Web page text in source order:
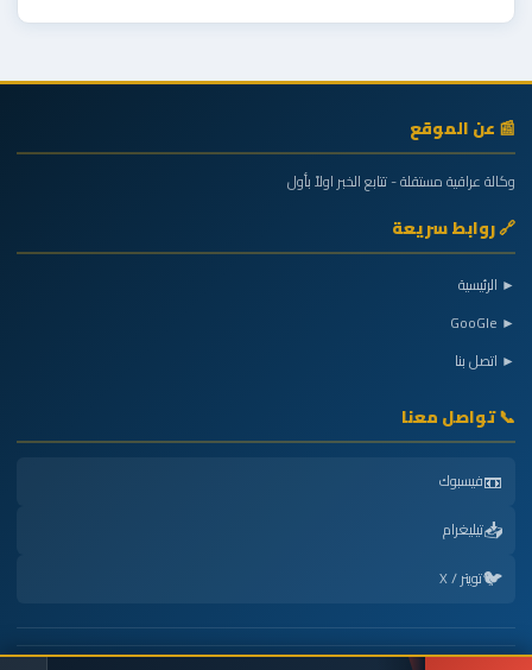
📰 عن الموقع
وكالة عراقية مستقلة - تتابع الخبر اولاً بأول
🔗 روابط سريعة
► الرئيسية
► GooGle
► اتصل بنا
📞 تواصل معنا
📼فيسبوك
📥تيليغرام
🐦تويتر / X